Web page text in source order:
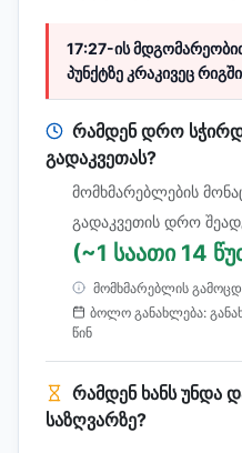
17:27-ის
პუნქტზე კრაკივეც
რამდენ დრო
გადაკვეთას?
მომხმარებლების
გადაკვეთის დრო
(~1 საათი 14
მომხმარებლის
ბოლო განახლება:
წინ
რამდენ ხანს უნდა
საზღვარზე?